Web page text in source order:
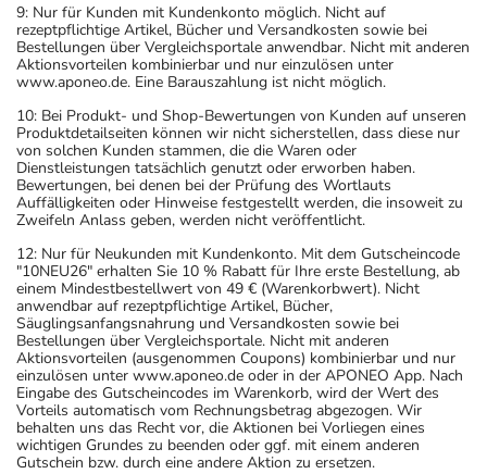
9: Nur für Kunden mit Kundenkonto möglich. Nicht auf
rezeptpflichtige Artikel, Bücher und Versandkosten sowie bei
Bestellungen über Vergleichsportale anwendbar. Nicht mit anderen
Aktionsvorteilen kombinierbar und nur einzulösen unter
www.aponeo.de. Eine Barauszahlung ist nicht möglich.
10: Bei Produkt- und Shop-Bewertungen von Kunden auf unseren
Produktdetailseiten können wir nicht sicherstellen, dass diese nur
von solchen Kunden stammen, die die Waren oder
Dienstleistungen tatsächlich genutzt oder erworben haben.
Bewertungen, bei denen bei der Prüfung des Wortlauts
Auffälligkeiten oder Hinweise festgestellt werden, die insoweit zu
Zweifeln Anlass geben, werden nicht veröffentlicht.
12: Nur für Neukunden mit Kundenkonto. Mit dem Gutscheincode
"10NEU26" erhalten Sie 10 % Rabatt für Ihre erste Bestellung, ab
einem Mindestbestellwert von 49 € (Warenkorbwert). Nicht
anwendbar auf rezeptpflichtige Artikel, Bücher,
Säuglingsanfangsnahrung und Versandkosten sowie bei
Bestellungen über Vergleichsportale. Nicht mit anderen
Aktionsvorteilen (ausgenommen Coupons) kombinierbar und nur
einzulösen unter www.aponeo.de oder in der APONEO App. Nach
Eingabe des Gutscheincodes im Warenkorb, wird der Wert des
Vorteils automatisch vom Rechnungsbetrag abgezogen. Wir
behalten uns das Recht vor, die Aktionen bei Vorliegen eines
wichtigen Grundes zu beenden oder ggf. mit einem anderen
Gutschein bzw. durch eine andere Aktion zu ersetzen.